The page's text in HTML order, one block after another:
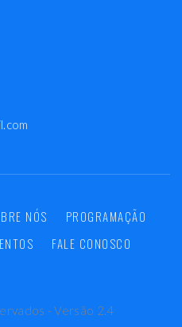
NÓS
PROGRAMAÇÃO
FALE CONOSCO
- Versão 2.4